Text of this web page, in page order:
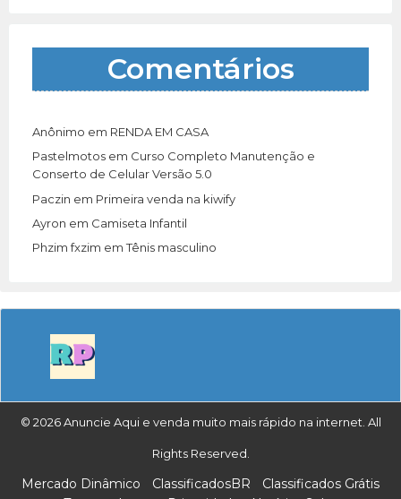
Comentários
Anônimo em RENDA EM CASA
Pastelmotos em Curso Completo Manutenção e
Conserto de Celular Versão 5.0
Paczin em Primeira venda na kiwify
Ayron em Camiseta Infantil
Phzim fxzim emTênis masculino
© 2026 Anuncie Aqui e venda muito mais rápido na internet. All
Rights Reserved.
Mercado Dinâmico ClassificadosBR
Classificados Grátis